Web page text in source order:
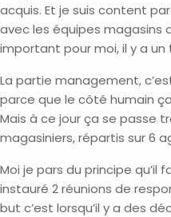
acquis. Et je suis content
avec les équipes magasins
important pour moi, il y a un
La partie management,
parce que le côté humain
Mais à ce jour ça se passe
magasiniers, répartis sur 6
Moi je pars du principe qu’il
instauré 2 réunions de
but c’est lorsqu’il y a des